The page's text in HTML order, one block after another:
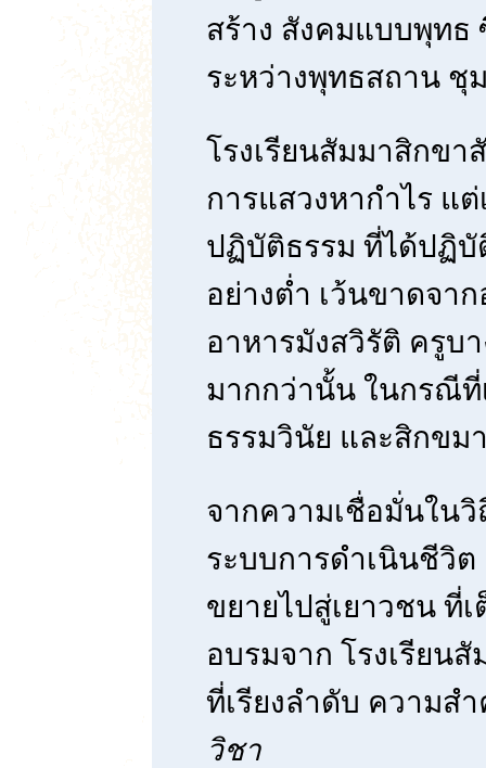
สร้าง สังคมแบบพุทธ
ระหว่างพุทธสถาน ชุ
โรงเรียนสัมมาสิกข
การแสวงหากำไร แ
ปฏิบัติธรรม ที่ได้ปฏิบั
อย่างต่ำ เว้นขาดจา
อาหารมังสวิรัติ ครูบ
มากกว่านั้น ในกรณี
ธรรมวินัย และสิกขม
จากความเชื่อมั่นใน
ระบบการดำเนินชีวิ
ขยายไปสู่เยาวชน ที่
อบรมจาก โรงเรียน
ที่เรียงลำดับ ความส
วิชา